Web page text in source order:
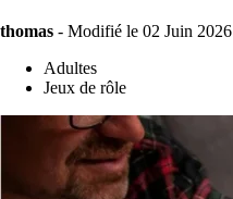
thomas - Modifié le 02 Juin 2026
Adultes
Jeux de rôle